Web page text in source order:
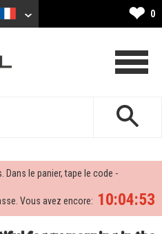
❤ 0
Dans le panier, tape le code -
10:04:53
Vous avez encore: